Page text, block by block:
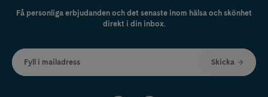
Få personliga erbjudanden och det senaste inom hälsa och skönhet
direkt i din inbox.
Fyll i mailadress Skicka